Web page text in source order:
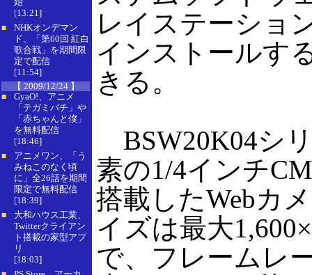
[13:21]
■
NHKオンデマン
ド、「第60回 紅白
歌合戦」を期間限
定で配信
[11:54]
【 2009/12/24 】
■
GyaO!、アニメ
「テガミバチ」や
「赤ちゃんと僕」
を無料配信
[18:46]
■
アニメワン、「う
みねこのなく頃
に」全26話を期間
限定で無料配信
[18:39]
■
大和ハウス工業、
Twitterクライアン
ト搭載の家型アプ
リ
[18:03]
レイステーショ
インストールす
きる。
BSW20K04シ
素の1/4インチ
搭載したWebカ
イズは最大
で、フレームレ